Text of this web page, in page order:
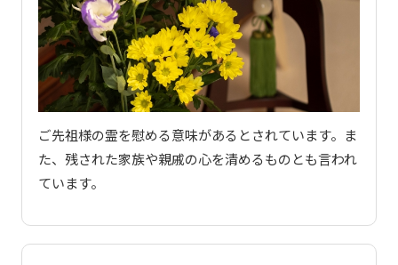
ご先祖様の霊を慰める意味があるとされています。ま
た、残された家族や親戚の心を清めるものとも言われ
ています。